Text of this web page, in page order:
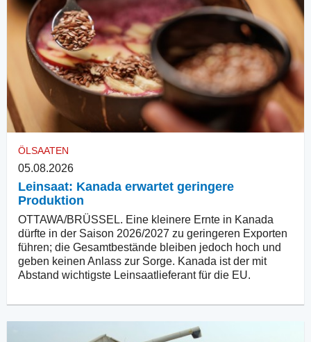
ÖLSAATEN
05.08.2026
Leinsaat: Kanada erwartet geringere
Produktion
OTTAWA/BRÜSSEL. Eine kleinere Ernte in Kanada
dürfte in der Saison 2026/2027 zu geringeren Exporten
führen; die Gesamtbestände bleiben jedoch hoch und
geben keinen Anlass zur Sorge. Kanada ist der mit
Abstand wichtigste Leinsaatlieferant für die EU.